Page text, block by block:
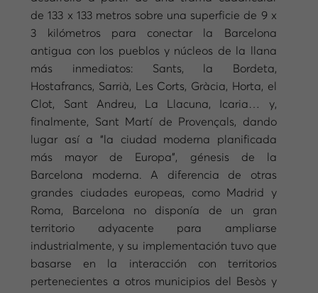
de 133 x 133 metros sobre una superficie de 9 x
3 kilómetros para conectar la Barcelona
antigua con los pueblos y núcleos de la llana
más inmediatos: Sants, la Bordeta,
Hostafrancs, Sarrià, Les Corts, Gràcia, Horta, el
Clot, Sant Andreu, La Llacuna, Icaria… y,
finalmente, Sant Martí de Provençals, dando
lugar así a “la ciudad moderna planificada
más mayor de Europa”, génesis de la
Barcelona moderna. A diferencia de otras
grandes ciudades europeas, como Madrid y
Roma, Barcelona no disponía de un gran
territorio adyacente para ampliarse
industrialmente, y su implementación tuvo que
basarse en la interacción con territorios
pertenecientes a otros municipios del Besòs y